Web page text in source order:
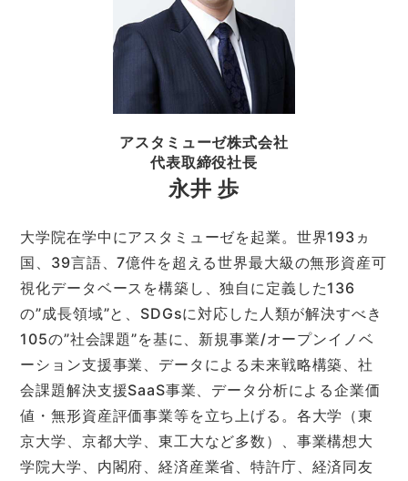
アスタミューゼ株式会社
代表取締役社長
永井 歩
大学院在学中にアスタミューゼを起業。世界193ヵ
国、39言語、7億件を超える世界最大級の無形資産可
視化データベースを構築し、独自に定義した136
の”成長領域”と、SDGsに対応した人類が解決すべき
105の”社会課題”を基に、新規事業/オープンイノベ
ーション支援事業、データによる未来戦略構築、社
会課題解決支援SaaS事業、データ分析による企業価
値・無形資産評価事業等を立ち上げる。各大学（東
京大学、京都大学、東工大など多数）、事業構想大
学院大学、内閣府、経済産業省、特許庁、経済同友